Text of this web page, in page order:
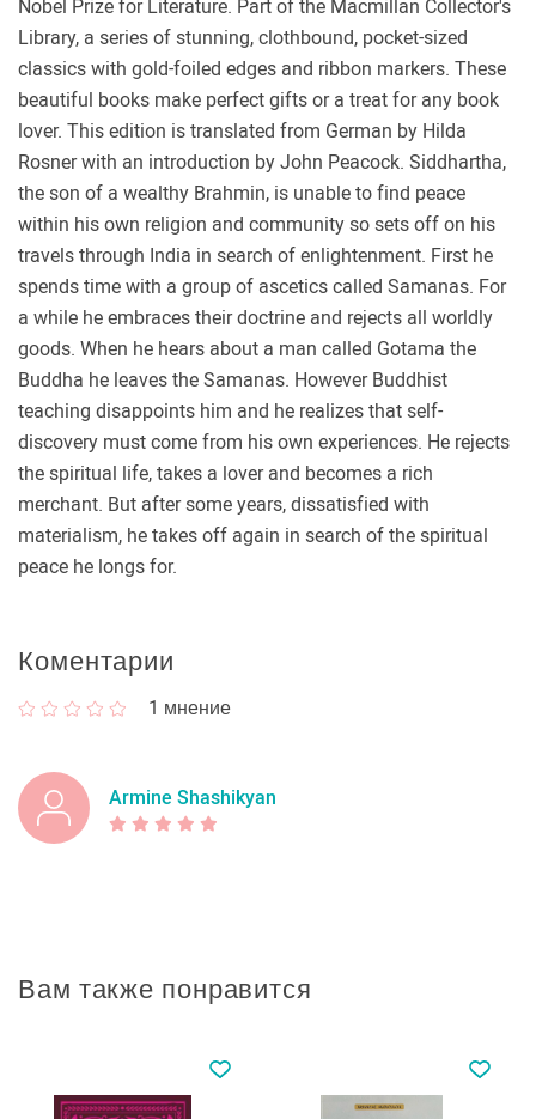
Nobel Prize for Literature. Part of the Macmillan Collector's
Library, a series of stunning, clothbound, pocket-sized
classics with gold-foiled edges and ribbon markers. These
beautiful books make perfect gifts or a treat for any book
lover. This edition is translated from German by Hilda
Rosner with an introduction by John Peacock. Siddhartha,
the son of a wealthy Brahmin, is unable to find peace
within his own religion and community so sets off on his
travels through India in search of enlightenment. First he
spends time with a group of ascetics called Samanas. For
a while he embraces their doctrine and rejects all worldly
goods. When he hears about a man called Gotama the
Buddha he leaves the Samanas. However Buddhist
teaching disappoints him and he realizes that self-
discovery must come from his own experiences. He rejects
the spiritual life, takes a lover and becomes a rich
merchant. But after some years, dissatisfied with
materialism, he takes off again in search of the spiritual
peace he longs for.
Коментарии
1 мнение
Armine Shashikyan
Вам также понравится